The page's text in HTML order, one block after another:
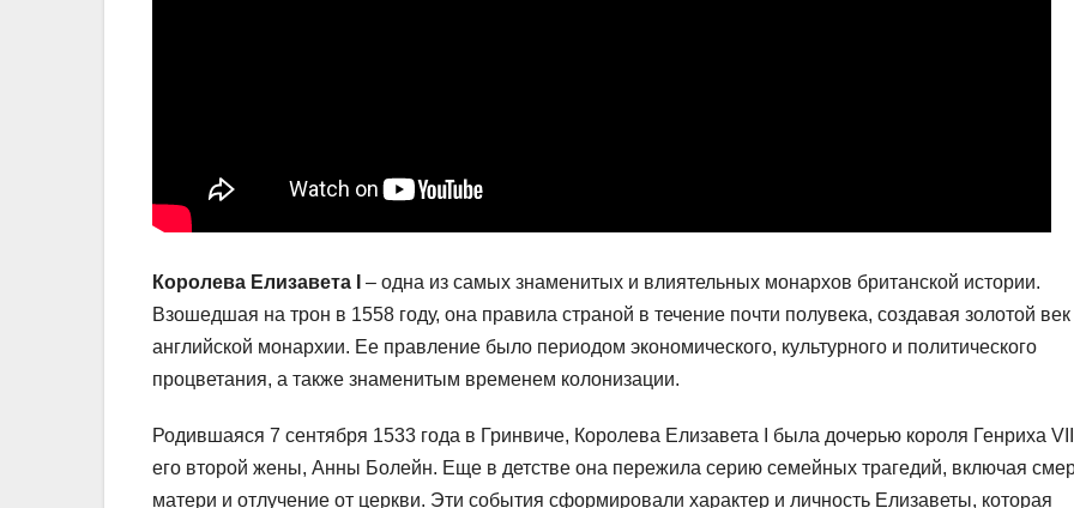
Королева Елизавета I
– одна из самых знаменитых и влиятельных монархов британской истории.
Взошедшая на трон в 1558 году, она правила страной в течение почти полувека, создавая золотой век
английской монархии. Ее правление было периодом экономического, культурного и политического
процветания, а также знаменитым временем колонизации.
Родившаяся 7 сентября 1533 года в Гринвиче, Королева Елизавета I была дочерью короля Генриха
его второй жены, Анны Болейн. Еще в детстве она пережила серию семейных трагедий, включая
матери и отлучение от церкви. Эти события сформировали характер и личность Елизаветы, которая